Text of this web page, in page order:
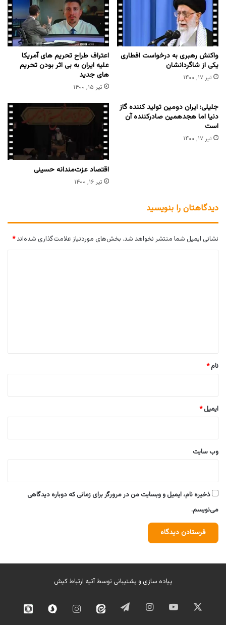
واکنش رهبری به درخواست افطاری
یکی از شاگردانشان
تیر ۱۷, ۱۴۰۰
اعتراف طراح تحریم های آمریکا
علیه ایران به بی اثر بودن تحریم
های جدید
تیر ۱۵, ۱۴۰۰
جلیلی: ایران دومین تولید کننده گاز
دنیا اما هجدهمین صادرکننده آن
است
تیر ۱۷, ۱۴۰۰
اقتصاد عزت‌مندانه حسینی
تیر ۱۶, ۱۴۰۰
دیدگاهتان را بنویسید
نشانی ایمیل شما منتشر نخواهد شد. بخش‌های موردنیاز علامت‌گذاری شده‌اند*
نام*
ایمیل*
وب‌ سایت
ذخیره نام، ایمیل و وبسایت من در مرورگر برای زمانی که دوباره دیدگاهی
می‌نویسم.
پیاده سازی و پشتیبانی توسطآتیه ارتباط کیش
ایکس یوتیوب اینستاگرامتلگرام ایتا اینستاگرامسروش